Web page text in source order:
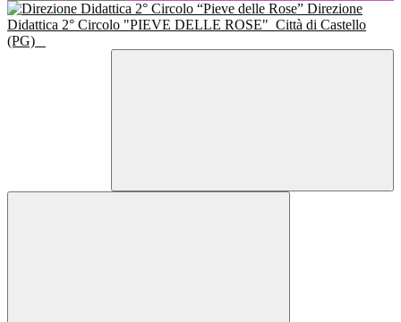
Direzione
Didattica 2° Circolo "PIEVE DELLE ROSE" Città di Castello
(PG)